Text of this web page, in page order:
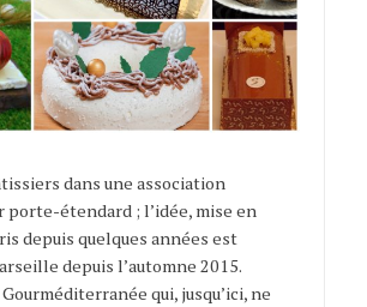
dans une association
porte-étendard ; l’idée, mise en
depuis quelques années est
depuis l’automne 2015.
qui, jusqu’ici, ne